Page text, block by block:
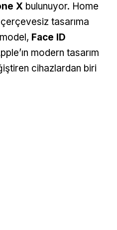
X bulunuyor. Home
çerçevesiz tasarıma
Face ID
modern tasarım
cihazlardan biri